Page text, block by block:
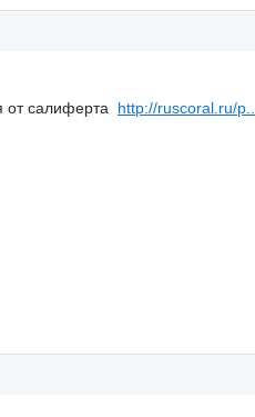
от салиферта http://ruscoral.ru/